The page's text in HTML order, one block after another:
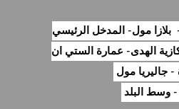
- بلازا مول- المدخل الرئيسي
كازية الهدى- عمارة الستي ان
- جاليريا مول
- وسط البلد